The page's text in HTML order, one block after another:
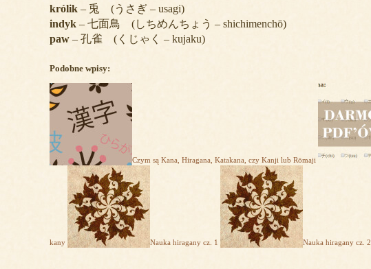
królik – 兎 (うさぎ – usagi)
indyk – 七面鳥 (しちめんちょう – shichimenchō)
paw – 孔雀 (くじゃく – kujaku)
Podobne wpisy:
Czym są Kana, Hiragana, Katakana, czy Kanji lub Rōmaji
kany Nauka hiragany cz. 1 Nauka hiragany cz. 2